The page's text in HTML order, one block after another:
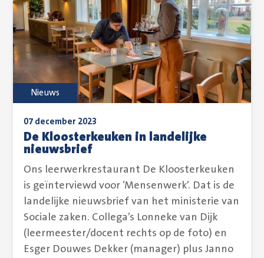
De Kloosterkeuken in landelijke
nieuwsbrief
07 december 2023
Ons leerwerkrestaurant De Kloosterkeuken
is geïnterviewd voor ‘Mensenwerk’. Dat is de
landelijke nieuwsbrief van het ministerie van
Sociale zaken. Collega’s Lonneke van Dijk
(leermeester/docent rechts op de foto) en
Esger Douwes Dekker (manager) plus Janno
Nieuws